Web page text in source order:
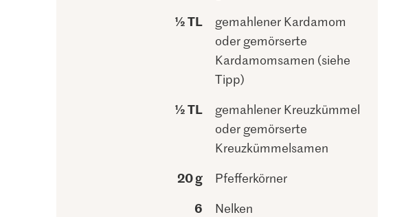
½ TL
gemahlener Kardamom
oder gemörserte
Kardamomsamen (siehe
Tipp)
½ TL
gemahlener Kreuzkümmel
oder gemörserte
Kreuzkümmelsamen
20 g Pfefferkörner
6 Nelken